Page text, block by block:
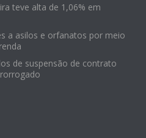
teve alta de 1,06% em
a asilos e orfanatos por meio
de suspensão de contrato